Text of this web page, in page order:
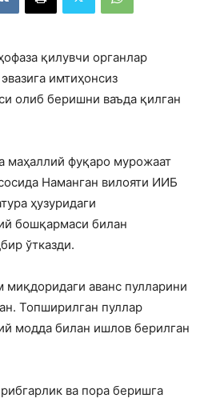
қилувчи органлар
имтиҳонсиз
олиб беришни ваъда қилган
маҳаллий фуқаро мурожаат
Наманган вилояти ИИБ
ҳузуридаги
бошқармаси билан
ўтказди.
аванс пулларини
Топширилган пуллар
модда билан ишлов берилган
ва пора беришга